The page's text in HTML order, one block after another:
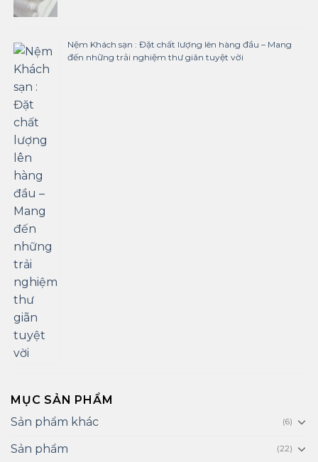
Nệm Khách sạn : Đặt chất lượng lên hàng đầu – Mang
đến những trải nghiệm thư giãn tuyệt vời
MỤC SẢN PHẨM
Sản phẩm khác
(6)
Sản phẩm (22)